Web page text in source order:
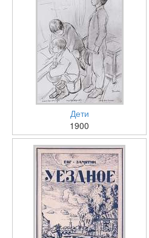
Дети
1900